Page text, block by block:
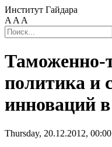
Институт Гайдара
A A A
Таможенно-
политика и
инноваций
Thursday, 20.12.2012, 00:00